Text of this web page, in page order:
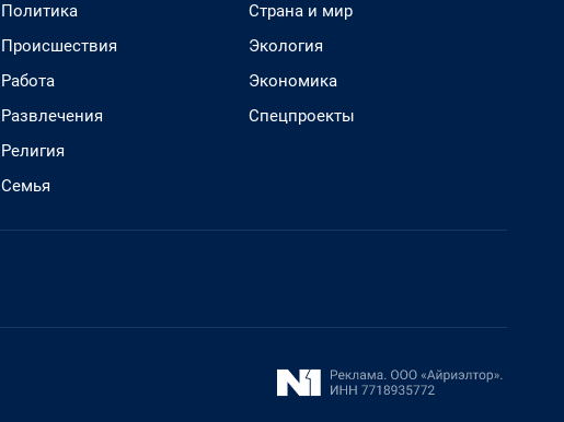
Политика
Происшествия
Работа
Развлечения
Религия
Семья
Страна и мир
Экология
Экономика
Спецпроекты